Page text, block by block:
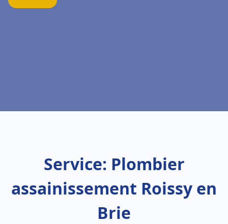
Service: Plombier
assainissement Roissy en
Brie